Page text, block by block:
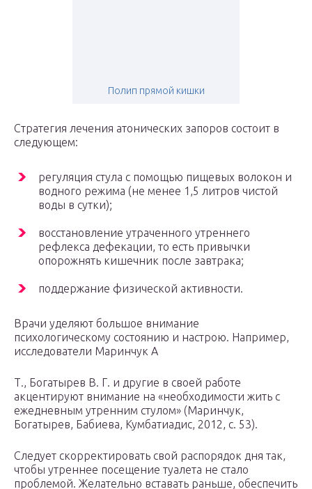
Полип прямой кишки
Стратегия лечения атонических запоров состоит в
следующем:
регуляция стула с помощью пищевых волокон и
водного режима (не менее 1,5 литров чистой
воды в сутки);
восстановление утраченного утреннего
рефлекса дефекации, то есть привычки
опорожнять кишечник после завтрака;
поддержание физической активности.
Врачи уделяют большое внимание
психологическому состоянию и настрою. Например,
исследователи Маринчук А
Т., Богатырев В. Г. и другие в своей работе
акцентируют внимание на «необходимости жить с
ежедневным утренним стулом» (Маринчук,
Богатырев, Бабиева, Кумбатиадис, 2012, с. 53).
Следует скорректировать свой распорядок дня так,
чтобы утреннее посещение туалета не стало
проблемой. Желательно вставать раньше, обеспечить